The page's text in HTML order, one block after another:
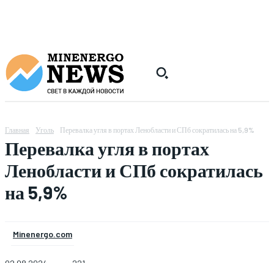
Главная Уголь Перевалка угля в портах Ленобласти и СПб сократилась на 5,9%
Перевалка угля в портах
Ленобласти и СПб сократилась
на 5,9%
Minenergo.com